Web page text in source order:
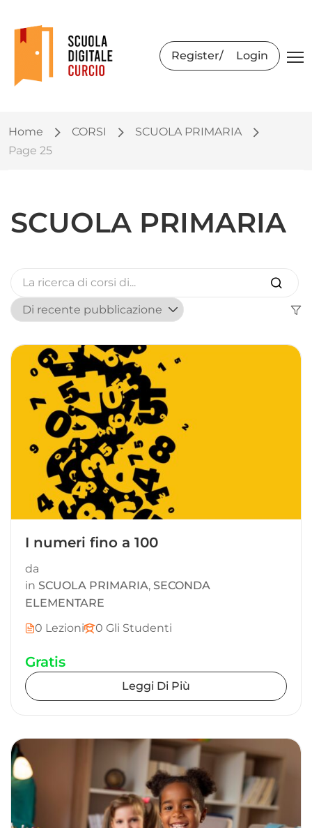
Register Login
Home CORSI
SCUOLA PRIMARIA
Page 25
SCUOLA PRIMARIA
I numeri fino a 100
da
in SCUOLA PRIMARIA, SECONDA
ELEMENTARE
0 Lezioni
0 Gli Studenti
Gratis
Leggi Di Più